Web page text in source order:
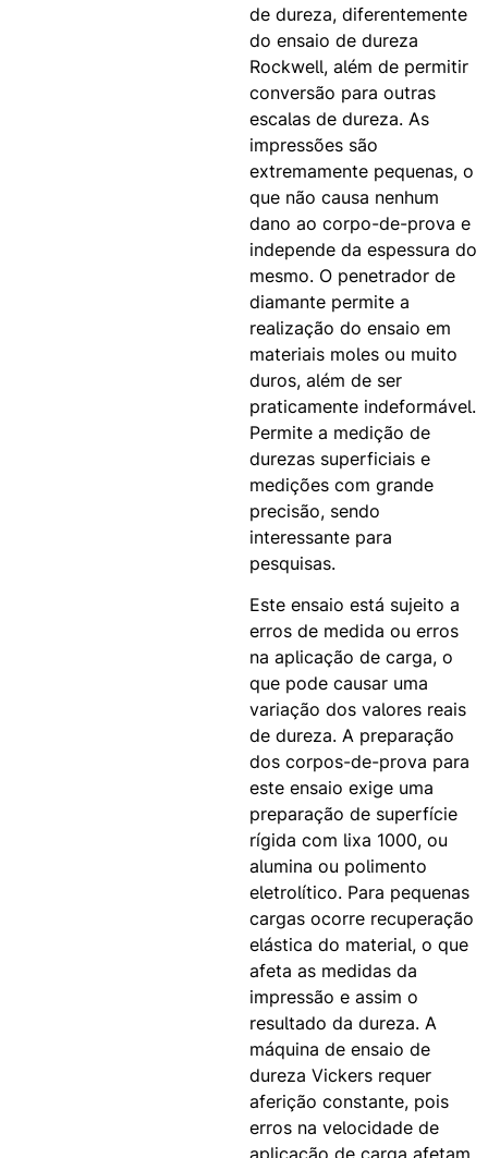
de dureza, diferentemente
do ensaio de dureza
Rockwell, além de permitir
conversão para outras
escalas de dureza. As
impressões são
extremamente pequenas, o
que não causa nenhum
dano ao corpo-de-prova e
independe da espessura do
mesmo. O penetrador de
diamante permite a
realização do ensaio em
materiais moles ou muito
duros, além de ser
praticamente indeformável.
Permite a medição de
durezas superficiais e
medições com grande
precisão, sendo
interessante para
pesquisas.
Este ensaio está sujeito a
erros de medida ou erros
na aplicação de carga, o
que pode causar uma
variação dos valores reais
de dureza. A preparação
dos corpos-de-prova para
este ensaio exige uma
preparação de superfície
rígida com lixa 1000, ou
alumina ou polimento
eletrolítico. Para pequenas
cargas ocorre recuperação
elástica do material, o que
afeta as medidas da
impressão e assim o
resultado da dureza. A
máquina de ensaio de
dureza Vickers requer
aferição constante, pois
erros na velocidade de